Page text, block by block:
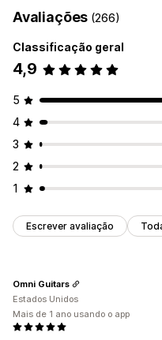
Avaliações (266)
Classificação geral
4,9
5
4
3
2
1
Escrever avaliação
Omni Guitars
Estados Unidos
Mais de 1 ano usando o app